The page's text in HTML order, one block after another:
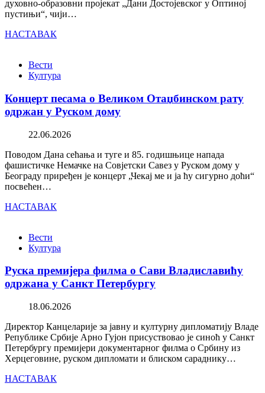
духовно-образовни пројекат „Дани Достојевског у Оптиној
пустињи“, чији…
НАСТАВАК
Вести
Култура
Концерт песама о Великом Отаџбинском рату
одржан у Руском дому
22.06.2026
Поводом Дана сећања и туге и 85. годишњице напада
фашистичке Немачке на Совјетски Савез у Руском дому у
Београду приређен је концерт „Чекај ме и ја ћу сигурно доћи“
посвећен…
НАСТАВАК
Вести
Култура
Руска премијера филма о Сави Владиславићу
одржана у Санкт Петербургу
18.06.2026
Директор Канцеларије за јавну и културну дипломатију Владе
Републике Србије Арно Гујон присуствовао је синоћ у Санкт
Петербургу премијери документарног филма о Србину из
Херцеговине, руском дипломати и блиском сараднику…
НАСТАВАК